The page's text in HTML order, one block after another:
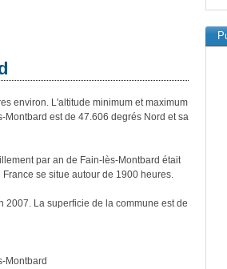
environ. L'altitude minimum et maximum
est de 47.606 degrés Nord et sa
par an de Fain-lès-Montbard était
se situe autour de 1900 heures.
2007. La superficie de la commune est de
Montbard